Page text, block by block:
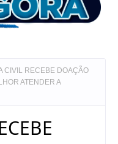
CIVIL RECEBE DOAÇÃO
ATENDER A